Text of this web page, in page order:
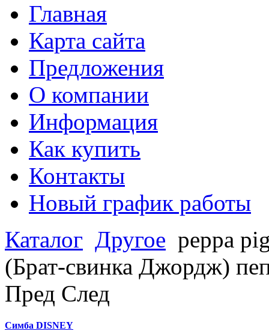
Главная
Карта сайта
Предложения
О компании
Информация
Как купить
Контакты
Новый график работы
Каталог Другое peppa
(Брат-свинка Джордж)
Пред След
Симба DISNEY